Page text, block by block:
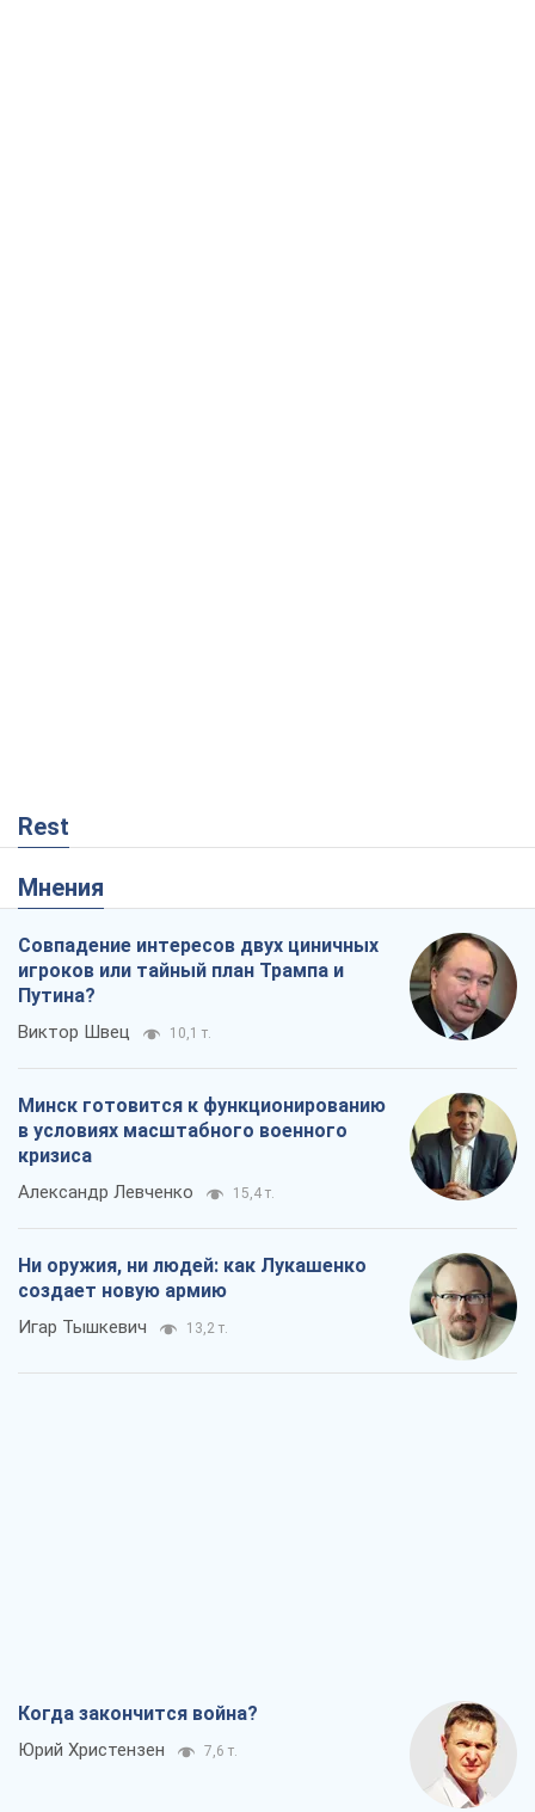
Rest
Мнения
Совпадение интересов двух циничных
игроков или тайный план Трампа и
Путина?
Виктор Швец 10,1 т.
Минск готовится к функционированию
в условиях масштабного военного
кризиса
Александр Левченко 15,4 т.
Ни оружия, ни людей: как Лукашенко
создает новую армию
Игар Тышкевич 13,2 т.
Когда закончится война?
Юрий Христензен 7,6 т.